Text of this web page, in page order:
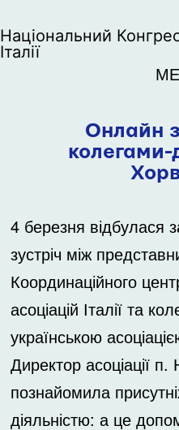
Національний
Італії
Онлайн
колегами-
4 березня відбулася
зустріч між
Координаційного
асоціацій Італії та
українською
Директор асоціації
познайомила
діяльністю: а це